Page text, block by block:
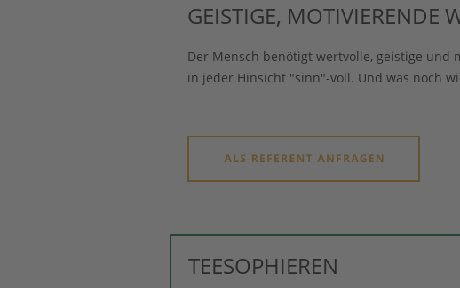
GEISTIGE, MOTIVIERENDE
Der Mensch benötigt wertvolle, geistige und
in jeder Hinsicht "sinn"-voll. Und was noch
TEESOPHIEREN